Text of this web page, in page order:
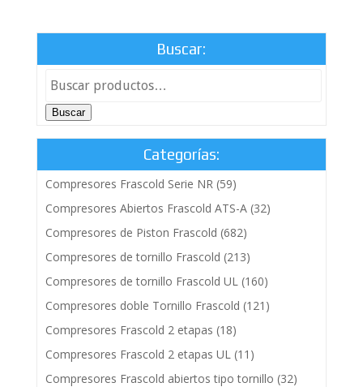
Buscar:
Buscar
Categorías:
Compresores Frascold Serie NR (59)
Compresores Abiertos Frascold ATS-A (32)
Compresores de Piston Frascold (682)
Compresores de tornillo Frascold (213)
Compresores de tornillo Frascold UL (160)
Compresores doble Tornillo Frascold (121)
Compresores Frascold 2 etapas (18)
Compresores Frascold 2 etapas UL (11)
Compresores Frascold abiertos tipo tornillo (32)